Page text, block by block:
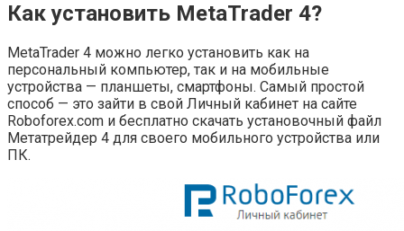
Как установить MetaTrader 4?
MetaTrader 4 можно легко установить как на
персональный компьютер, так и на мобильные
устройства — планшеты, смартфоны. Самый простой
способ — это зайти в свой Личный кабинет на сайте
Roboforex.com и бесплатно скачать установочный файл
Метатрейдер 4 для своего мобильного устройства или
ПК.